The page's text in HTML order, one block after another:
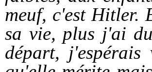
meuf, c'est Hitler.
sa vie, plus j'ai
départ,